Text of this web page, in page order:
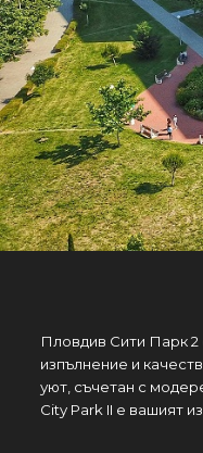
Пловдив Сити Парк 2
изпълнение и
уют, съчетан с
City Park II е вашият